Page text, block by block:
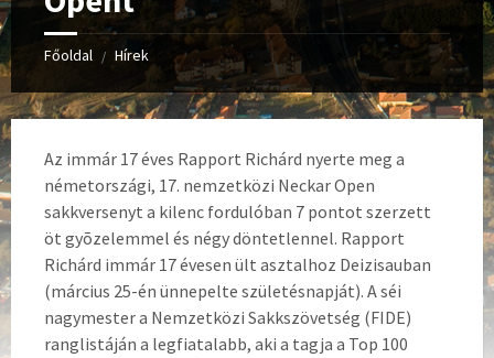
Főoldal / Hírek
Az immár 17 éves Rapport Richárd nyerte meg a
németországi, 17. nemzetközi Neckar Open
sakkversenyt a kilenc fordulóban 7 pontot szerzett
öt gyõzelemmel és négy döntetlennel. Rapport
Richárd immár 17 évesen ült asztalhoz Deizisauban
(március 25-én ünnepelte születésnapját). A séi
nagymester a Nemzetközi Sakkszövetség (FIDE)
ranglistáján a legfiatalabb, aki a tagja a Top 100